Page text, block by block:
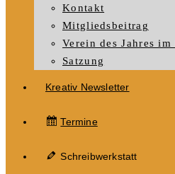
Kontakt
Mitgliedsbeitrag
Verein des Jahres
Satzung
Kreativ Newsletter
Termine
Schreibwerkstatt